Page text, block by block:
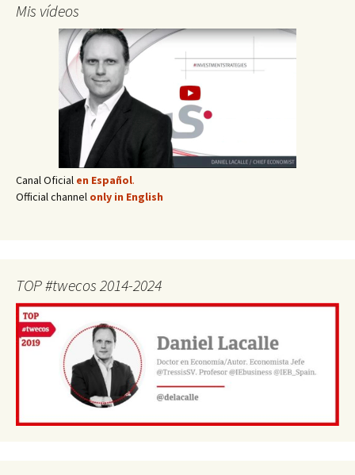
Mis vídeos
Canal Oficial en Español.
Official channel only in English
TOP #twecos 2014-2024